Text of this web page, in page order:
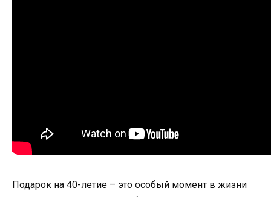
Подарок на 40-летие – это особый момент в жизни